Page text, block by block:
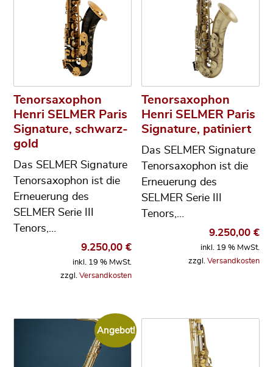
Tenorsaxophon
Henri SELMER Paris
Signature, schwarz-
gold
Das SELMER Signature
Tenorsaxophon ist die
Erneuerung des
SELMER Serie III
Tenors,…
9.250,00 €
inkl. 19 % MwSt.
zzgl. Versandkosten
Tenorsaxophon
Henri SELMER Paris
Signature, patiniert
Das SELMER Signature
Tenorsaxophon ist die
Erneuerung des
SELMER Serie III
Tenors,…
9.250,00 €
inkl. 19 % MwSt.
zzgl. Versandkosten
Angebot!